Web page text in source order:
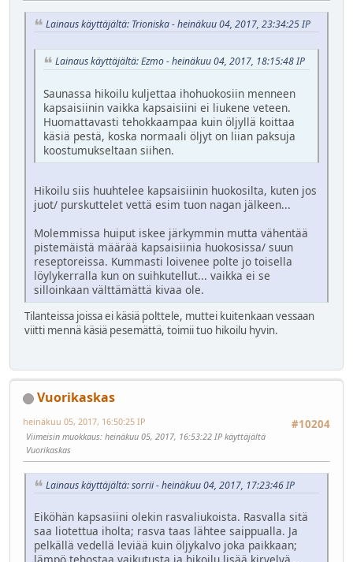
Lainaus käyttäjältä: Trioniska - heinäkuu 04, 2017, 23:34:25 IP
Lainaus käyttäjältä: Ezmo - heinäkuu 04, 2017, 18:15:48 IP
Saunassa hikoilu kuljettaa ihohuokosiin menneen
kapsaisiinin vaikka kapsaisiini ei liukene veteen.
Huomattavasti tehokkaampaa kuin öljyllä koittaa
käsiä pestä, koska normaali öljyt on liian paksuja
koostumukseltaan siihen.
Hikoilu siis huuhtelee kapsaisiinin huokosilta, kuten jos
juot/ purskuttelet vettä esim tuon nagan jälkeen...
Molemmissa huiput iskee järkymmin mutta vähentää
pistemäistä määrää kapsaisiinia huokosissa/ suun
reseptoreissa. Kummasti loivenee polte jo toisella
löylykerralla kun on suihkutellut... vaikka ei se
silloinkaan välttämättä kivaa ole.
Tilanteissa joissa ei käsiä polttele, muttei kuitenkaan vessaan
viitti mennä käsiä pesemättä, toimii tuo hikoilu hyvin.
Vuorikaskas
#10204
heinäkuu 05, 2017, 16:50:25 IP
Viimeisin muokkaus: heinäkuu 05, 2017, 16:53:22 IP käyttäjältä
Vuorikaskas
Lainaus käyttäjältä: sorrii - heinäkuu 04, 2017, 17:23:46 IP
Eiköhän kapsasiini olekin rasvaliukoista. Rasvalla sitä
saa liotettua iholta; rasva taas lähtee saippualla. Ja
pelkällä vedellä leviää kuin öljykalvo joka paikkaan;